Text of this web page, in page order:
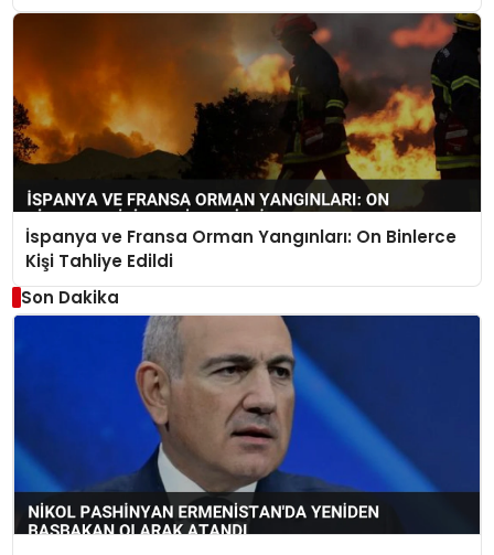
İspanya ve Fransa Orman Yangınları: On Binlerce
Kişi Tahliye Edildi
Son Dakika